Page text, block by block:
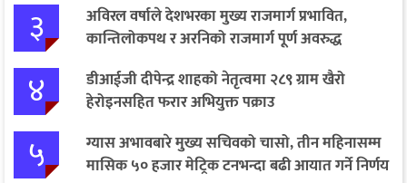
३
अविरल वर्षाले देशभरका मुख्य राजमार्ग प्रभावित,
कान्तिलोकपथ र अरनिको राजमार्ग पूर्ण अवरुद्ध
४
डीआईजी दीपेन्द्र शाहको नेतृत्वमा २८९ ग्राम खैरो
हेरोइनसहित फरार अभियुक्त पक्राउ
५
ग्यास अभावबारे मुख्य सचिवको चासो, तीन महिनासम्म
मासिक ५० हजार मेट्रिक टनभन्दा बढी आयात गर्ने निर्णय